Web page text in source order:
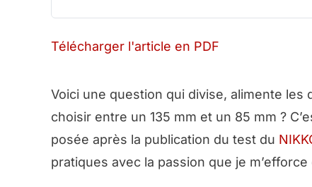
Télécharger l'article en PDF
Voici une question qui divise, alimente
choisir entre un 135 mm et un 85 mm ?
posée après la publication du test du
pratiques avec la passion que je